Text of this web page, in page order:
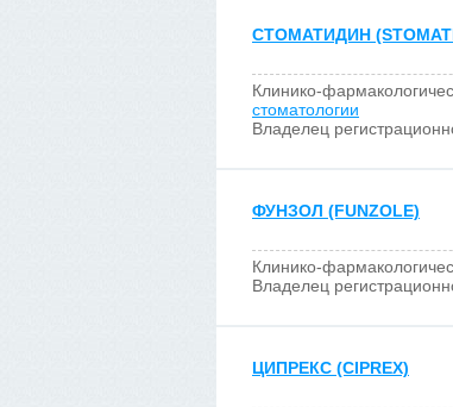
СТОМАТИДИН
Клинико-
стоматологии
Владелец
ФУНЗОЛ (FUNZOLE)
Клинико-
Владелец
ЦИПРЕКС (CIPREX)